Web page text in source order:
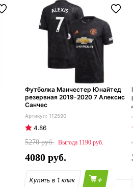
Футболка Манчестер Юнайтед
резервная 2019-2020 7 Алексис
Санчес
112590
4.86
5270
1190
4080
+